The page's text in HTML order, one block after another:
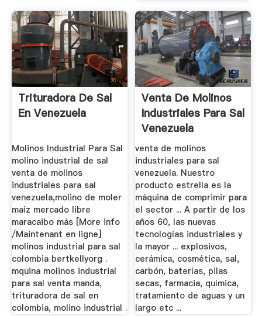
Trituradora De Sal
En Venezuela
Molinos Industrial Para Sal
molino industrial de sal
venta de molinos
industriales para sal
venezuela,molino de moler
maiz mercado libre
maracaibo más [More info
/Maintenant en ligne]
molinos industrial para sal
colombia bertkellyorg .
mquina molinos industrial
para sal venta manda,
trituradora de sal en
colombia, molino industrial .
Venta De Molinos
Industriales Para Sal
Venezuela
venta de molinos
industriales para sal
venezuela. Nuestro
producto estrella es la
máquina de comprimir para
el sector ... A partir de los
años 60, las nuevas
tecnologías industriales y
la mayor ... explosivos,
cerámica, cosmética, sal,
carbón, baterías, pilas
secas, farmacia, química,
tratamiento de aguas y un
largo etc ...